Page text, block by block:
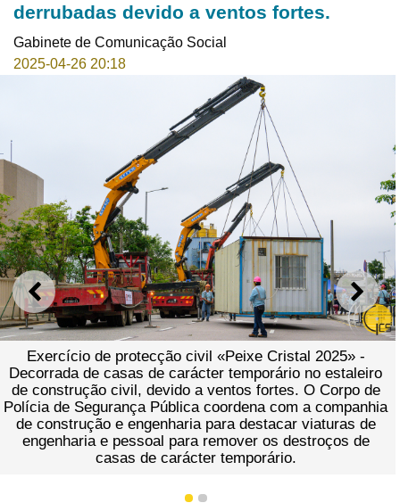
derrubadas devido a ventos fortes.
Gabinete de Comunicação Social
2025-04-26 20:18
ANTERIOR
Exercício de protecção civil «Peixe Cristal 2025» -
Decorrada de casas de carácter temporário no estaleiro
de construção civil, devido a ventos fortes. O Corpo de
Polícia de Segurança Pública coordena com a companhia
de construção e engenharia para destacar viaturas de
engenharia e pessoal para remover os destroços de
casas de carácter temporário.